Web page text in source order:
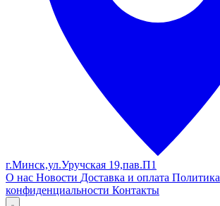
г.Минск,ул.Уручская 19,пав.П1
О нас Новости Доставка и оплата Политика
конфиденциальности Контакты